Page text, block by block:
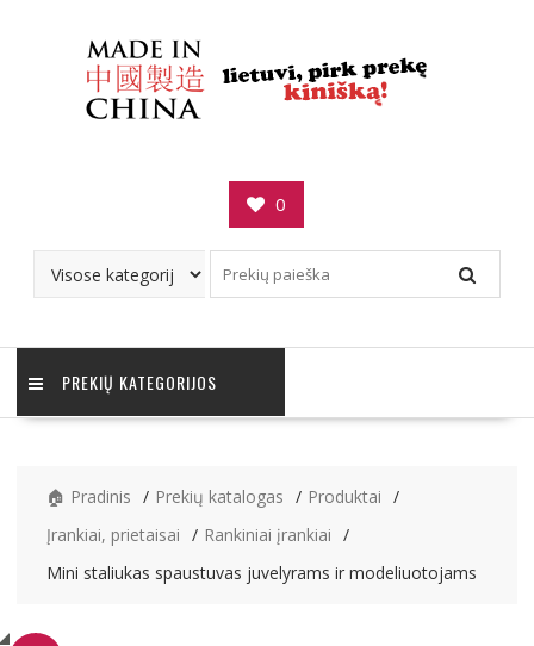
0
PREKIŲ KATEGORIJOS
🏠 Pradinis Prekių katalogas
Produktai
Įrankiai, prietaisai
Rankiniai įrankiai
Mini staliukas spaustuvas juvelyrams ir modeliuotojams